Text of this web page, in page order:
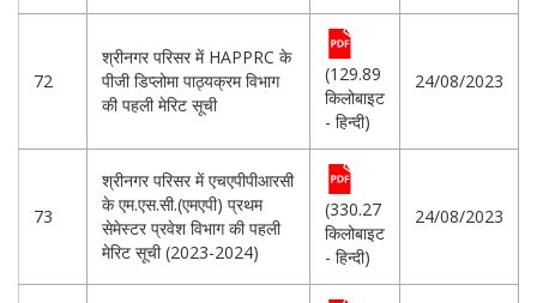
72
श्रीनगर परिसर में HAPPRC के
पीजी डिप्लोमा पाठ्यक्रम विभाग
की पहली मेरिट सूची
(129.89
किलोबाइट
- हिन्दी)
24/08/2023
73
श्रीनगर परिसर में एचएपीपीआरसी
के एम.एस.सी.(एमएपी) प्रथम
सेमेस्टर प्रवेश विभाग की पहली
मेरिट सूची (2023-2024)
(330.27
किलोबाइट
- हिन्दी)
24/08/2023